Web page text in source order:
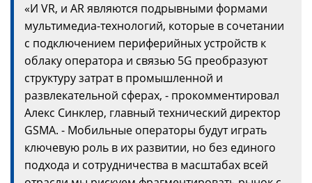
«И VR, и AR являются подрывными формами
мультимедиа-технологий, которые в сочетании
с подключением периферийных устройств к
облаку оператора и связью 5G преобразуют
структуру затрат в промышленной и
развлекательной сферах, - прокомментировал
Алекс Синклер, главный технический директор
GSMA. - Мобильные операторы будут играть
ключевую роль в их развитии, но без единого
подхода и сотрудничества в масштабах всей